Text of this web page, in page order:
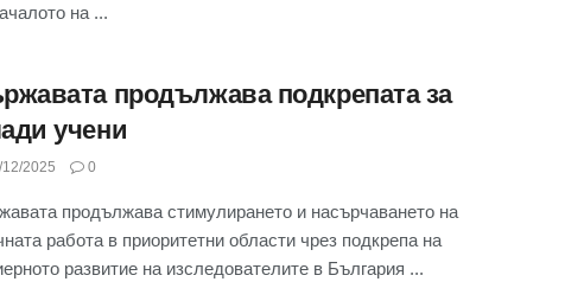
на ...
продължава подкрепата за
учени
2025 0
продължава стимулирането и насърчаването на
работа в приоритетни области чрез подкрепа на
развитие на изследователите в България ...